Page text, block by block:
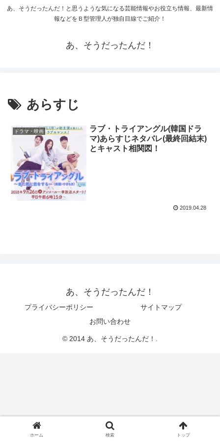
あ、そうだったんだ！と思うような気になる芸能情報やお役立ち情報、最新情
報などをＢ型管理人が独自目線でご紹介！
あ、そうだったんだ！
あらすじ
ドラマ・映画
ラブ・トライアングル(韓国ドラ
マ)あらすじネタバレ(最終回結末)
とキャスト相関図！
2019.04.28
あ、そうだったんだ！
プライバシーポリシー
サイトマップ
お問い合わせ
© 2014 あ、そうだったんだ！.
ホーム 検索 トップ